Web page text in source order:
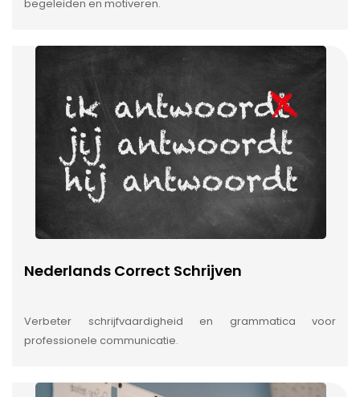
begeleiden en motiveren.
Nederlands Correct Schrijven
Verbeter schrijfvaardigheid en grammatica voor
professionele communicatie.